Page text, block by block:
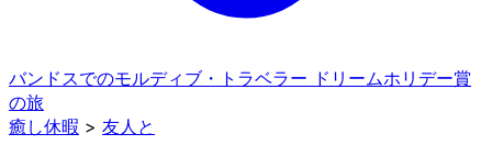
バンドスでのモルディブ・トラベラー ドリームホリデー賞
の旅
癒し休暇 > 友人と